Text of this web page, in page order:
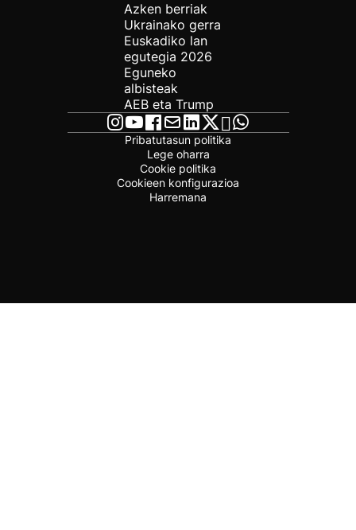
Azken berriak
Ukrainako gerra
Euskadiko lan
egutegia 2026
Eguneko
albisteak
AEB eta Trump
Pribatutasun politika
Lege oharra
Cookie politika
Cookieen konfigurazioa
Harremana